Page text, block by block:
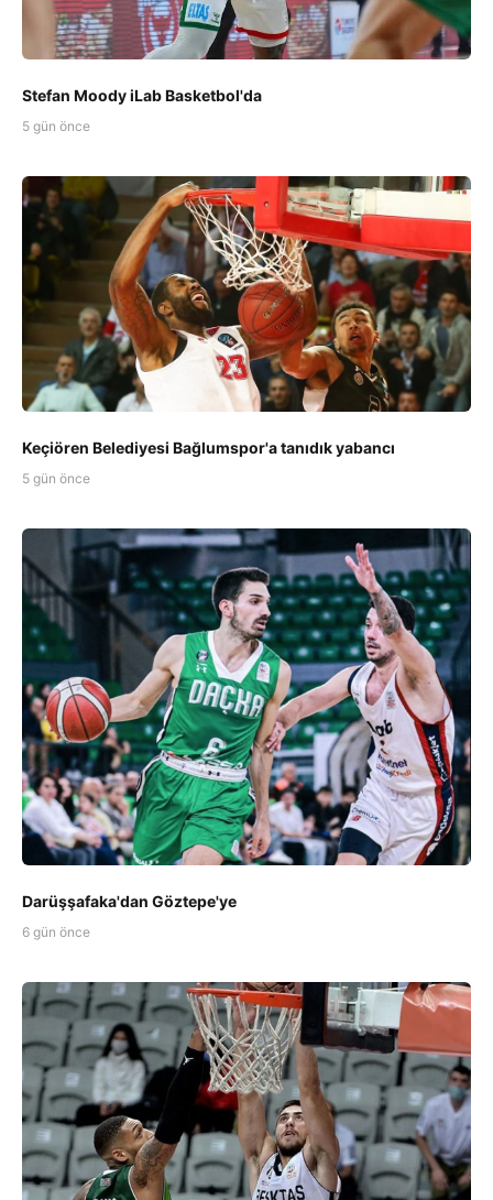
Stefan Moody iLab Basketbol'da
5 gün önce
Keçiören Belediyesi Bağlumspor'a tanıdık yabancı
5 gün önce
Darüşşafaka'dan Göztepe'ye
6 gün önce